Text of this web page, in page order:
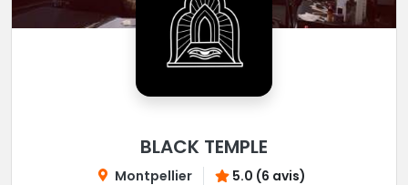
BLACK TEMPLE
Montpellier 5.0 (6 avis)